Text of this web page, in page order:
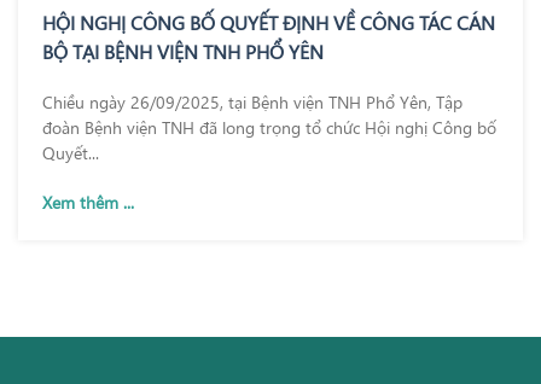
HỘI NGHỊ CÔNG BỐ QUYẾT ĐỊNH VỀ CÔNG TÁC CÁN
BỘ TẠI BỆNH VIỆN TNH PHỔ YÊN
Chiều ngày 26/09/2025, tại Bệnh viện TNH Phổ Yên, Tập
đoàn Bệnh viện TNH đã long trọng tổ chức Hội nghị Công bố
Quyết...
Xem thêm ...